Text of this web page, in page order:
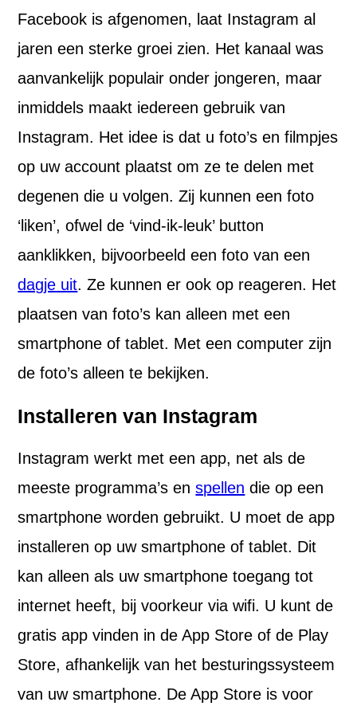
Facebook is afgenomen, laat Instagram al
jaren een sterke groei zien. Het kanaal was
aanvankelijk populair onder jongeren, maar
inmiddels maakt iedereen gebruik van
Instagram. Het idee is dat u foto’s en filmpjes
op uw account plaatst om ze te delen met
degenen die u volgen. Zij kunnen een foto
‘liken’, ofwel de ‘vind-ik-leuk’ button
aanklikken, bijvoorbeeld een foto van een
dagje uit. Ze kunnen er ook op reageren. Het
plaatsen van foto’s kan alleen met een
smartphone of tablet. Met een computer zijn
de foto’s alleen te bekijken.
Installeren van Instagram
Instagram werkt met een app, net als de
meeste programma’s enspellen die op een
smartphone worden gebruikt. U moet de app
installeren op uw smartphone of tablet. Dit
kan alleen als uw smartphone toegang tot
internet heeft, bij voorkeur via wifi. U kunt de
gratis app vinden in de App Store of de Play
Store, afhankelijk van het besturingssysteem
van uw smartphone. De App Store is voor